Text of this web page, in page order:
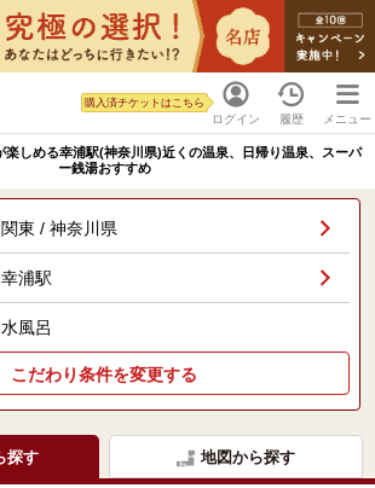
ログイン
購入済チケットはこちら
履歴 メニュー
楽しめる幸浦駅(神奈川県)近くの温泉、日帰り温泉、スーパ
ー銭湯おすすめ
関東 / 神奈川県
幸浦駅
水風呂
こだわり条件を変更する
探す 地図から探す